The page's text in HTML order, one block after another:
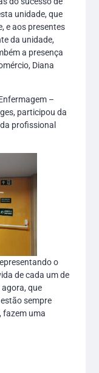
unidade, que
e aos presentes
da unidade,
a presença
Diana
–
participou da
profissional
o
de cada um de
que
sempre
fazem uma